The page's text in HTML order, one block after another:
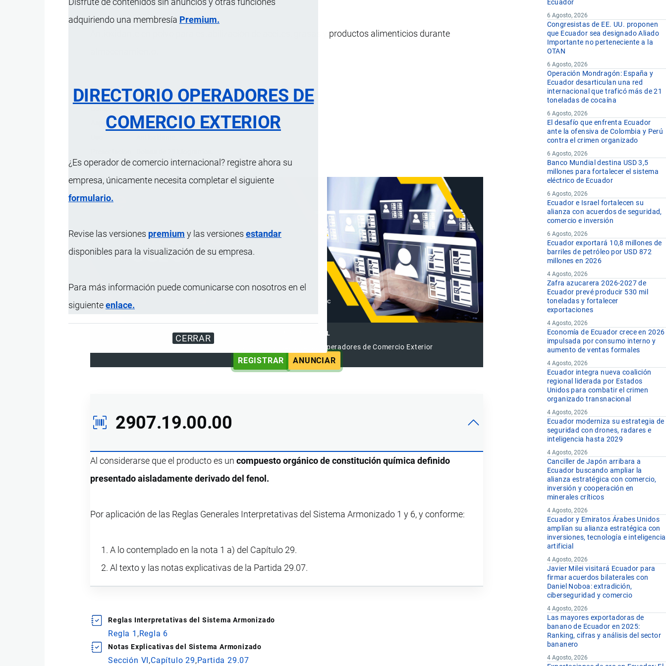
adquiriendo una membresía Premium.
DIRECTORIO OPERADORES DE
COMERCIO EXTERIOR
¿Es operador de comercio internacional? registre ahora su
empresa, únicamente necesita completar el siguiente
formulario.
Revise las versiones premium y las versiones estandar
disponibles para la visualización de su empresa.
Para más información puede comunicarse con nosotros en el
siguienteenlace.
CERRAR
Antioxidante en polvo para estabilización de aceites, grasas y productos alimenticios durante
Característica
Descripción
Aspecto físico Polvo color blanco.
DIRECTORIO INTERNACIONAL
Registre su Empresa en el Directorio Internacional de Operadores de Comercio Exterior
REGISTRAR ANUNCIAR
2907.19.00.00
Al considerarse que el producto es uncompuesto orgánico de constitución química definido
presentado aisladamente derivado del fenol.
Por aplicación de las Reglas Generales Interpretativas del Sistema Armonizado 1 y 6, y conforme:
A lo contemplado en la nota 1 a) del Capítulo 29.
Al texto y las notas explicativas de la Partida 29.07.
Reglas Interpretativas del Sistema Armonizado
Regla 1 Regla 6
Notas Explicativas del Sistema Armonizado
Sección VI Capítulo 29 Partida 29.07
Ecuador
6 Agosto, 2026
Congresistas de EE. UU. proponen
que Ecuador sea designado Aliado
Importante no perteneciente a la
OTAN
6 Agosto, 2026
Operación Mondragón: España y
Ecuador desarticulan una red
internacional que traficó más de 21
toneladas de cocaína
6 Agosto, 2026
El desafío que enfrenta Ecuador
ante la ofensiva de Colombia y Perú
contra el crimen organizado
6 Agosto, 2026
Banco Mundial destina USD 3,5
millones para fortalecer el sistema
eléctrico de Ecuador
6 Agosto, 2026
Ecuador e Israel fortalecen su
alianza con acuerdos de seguridad,
comercio e inversión
6 Agosto, 2026
Ecuador exportará 10,8 millones de
barriles de petróleo por USD 872
millones en 2026
4 Agosto, 2026
Zafra azucarera 2026-2027 de
Ecuador prevé producir 530 mil
toneladas y fortalecer
exportaciones
4 Agosto, 2026
Economía de Ecuador crece en 2026
impulsada por consumo interno y
aumento de ventas formales
4 Agosto, 2026
Ecuador integra nueva coalición
regional liderada por Estados
Unidos para combatir el crimen
organizado transnacional
4 Agosto, 2026
Ecuador moderniza su estrategia de
seguridad con drones, radares e
inteligencia hasta 2029
4 Agosto, 2026
Canciller de Japón arribara a
Ecuador buscando ampliar la
alianza estratégica con comercio,
inversión y cooperación en
minerales críticos
4 Agosto, 2026
Ecuador y Emiratos Árabes Unidos
amplían su alianza estratégica con
inversiones, tecnología e inteligencia
artificial
4 Agosto, 2026
Javier Milei visitará Ecuador para
firmar acuerdos bilaterales con
Daniel Noboa: extradición,
ciberseguridad y comercio
4 Agosto, 2026
Las mayores exportadoras de
banano de Ecuador en 2025:
Ranking, cifras y análisis del sector
bananero
4 Agosto, 2026